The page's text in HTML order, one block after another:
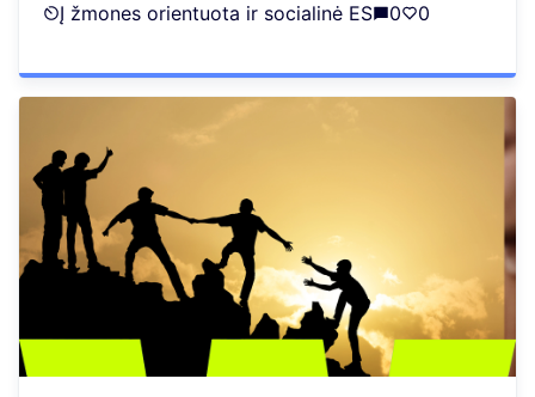
Į žmones orientuota ir socialinė ES
0 0